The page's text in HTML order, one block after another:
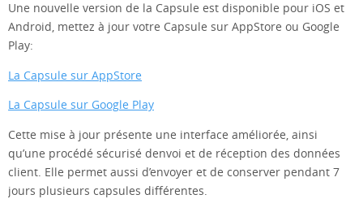
Une nouvelle version de la Capsule est disponible pour iOS et
Android, mettez à jour votre Capsule sur AppStore ou Google
Play:
La Capsule sur AppStore
La Capsule sur Google Play
Cette mise à jour présente une interface améliorée, ainsi
qu’une procédé sécurisé denvoi et de réception des données
client. Elle permet aussi d’envoyer et de conserver pendant 7
jours plusieurs capsules différentes.